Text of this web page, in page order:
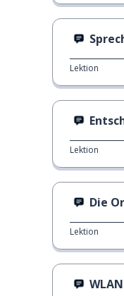
Lektion
Lektion
Die
Lektion